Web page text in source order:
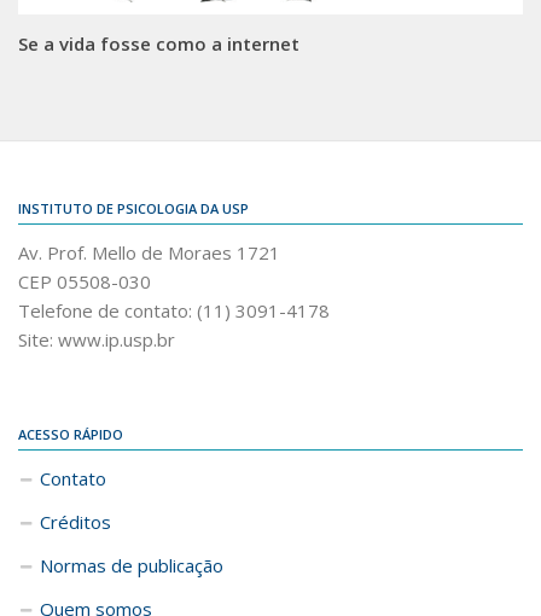
Se a vida fosse como a internet
INSTITUTO DE PSICOLOGIA DA USP
Av. Prof. Mello de Moraes 1721
CEP 05508-030
Telefone de contato: (11) 3091-4178
Site: www.ip.usp.br
ACESSO RÁPIDO
Contato
Créditos
Normas de publicação
Quem somos